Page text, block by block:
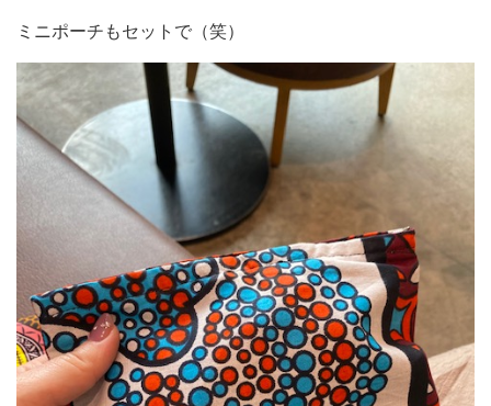
ミニポーチもセットで（笑）